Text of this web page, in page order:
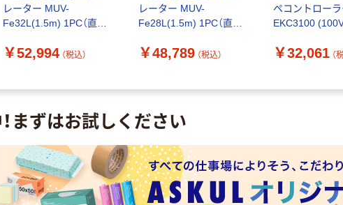
レーター MUV-
Fe32L(1.5m) 1PC（直送
￥52,994 （税込）
レーター MUV-
Fe28L(1.5m) 1PC（直送
￥48,789 （税込）
ペコントローラ
EKC3100
￥32,061 （
まずはお試しください